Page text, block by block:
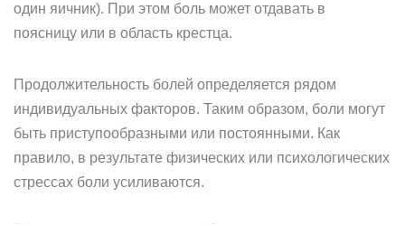
один яичник). При этом боль может отдавать в
поясницу или в область крестца.
Продолжительность болей определяется рядом
индивидуальных факторов. Таким образом, боли могут
быть приступообразными или постоянными. Как
правило, в результате физических или психологических
стрессах боли усиливаются.